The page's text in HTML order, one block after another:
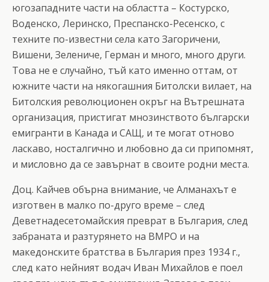
югозападните части на областта – Костурско,
Воденско, Леринско, Преспанско-Ресенско, с
техните по-известни села като Загоричени,
Вишени, Зелениче, Герман и много, много други.
Това не е случайно, тъй като именно оттам, от
южните части на някогашния Битолски вилает, на
Битолския революционен окръг на Вътрешната
организация, пристигат мнозинството български
емигранти в Канада и САЩ, и те могат отново
ласкаво, носталгично и любовно да си припомнят,
и мисловно да се завърнат в своите родни места.
Доц. Кайчев обърна внимание, че Алманахът е
изготвен в малко по-друго време – след
Деветнадесетомайския преврат в България, след
забраната и разтурянето на ВМРО и на
македонските братства в България през 1934 г.,
след като нейният водач Иван Михайлов е поел